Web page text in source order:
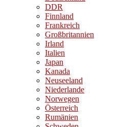
DDR
Finnland
Frankreich
Großbritannien
Irland
Italien
Japan
Kanada
Neuseeland
Niederlande
Norwegen
Österreich
Rumänien